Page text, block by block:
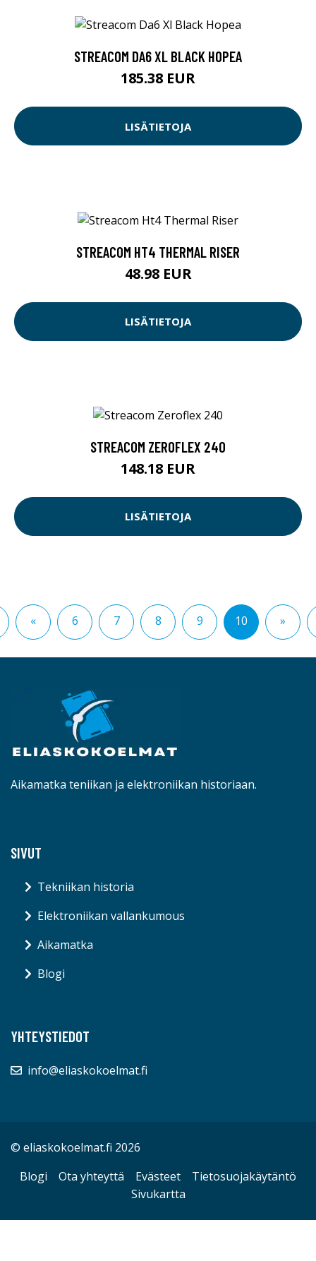
STREACOM DA6 XL BLACK HOPEA
185.38 EUR
LISÄTIETOJA
STREACOM HT4 THERMAL RISER
48.98 EUR
LISÄTIETOJA
STREACOM ZEROFLEX 240
148.18 EUR
LISÄTIETOJA
« 6 7 8 9 10 »
Aikamatka teniikan ja elektroniikan historiaan.
SIVUT
Tekniikan historia
Elektroniikan vallankumous
Aikamatka
Blogi
YHTEYSTIEDOT
info@eliaskokoelmat.fi
© eliaskokoelmat.fi 2026
Blogi
Ota yhteyttä Evästeet
Tietosuojakäytäntö
Sivukartta